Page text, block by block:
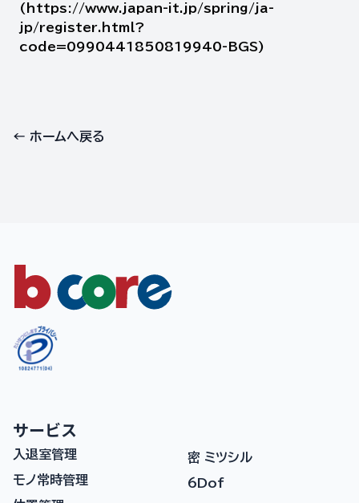
(https://www.japan-it.jp/spring/ja-
jp/register.html?
code=0990441850819940-BGS)
← ホームへ戻る
サービス
入退室管理
モノ常時管理
密 ミツシル
6Dof